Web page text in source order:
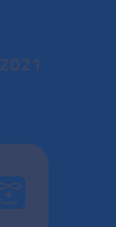
2021